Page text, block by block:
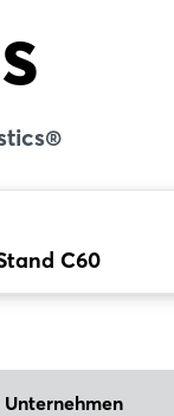
C60
Unternehmen